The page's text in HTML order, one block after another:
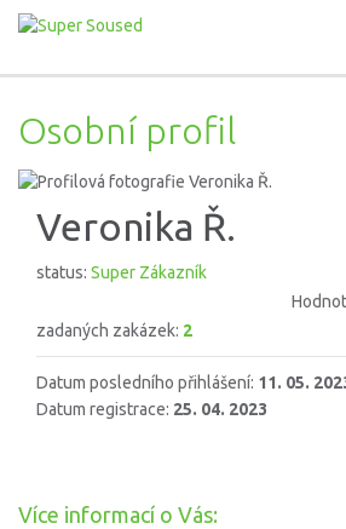
Osobní profil
Veronika Ř.
status: Super Zákazník
zadaných zakázek: 2
Datum posledního přihlášení: 11. 05.
Datum registrace: 25. 04. 2023
Více informací o Vás: